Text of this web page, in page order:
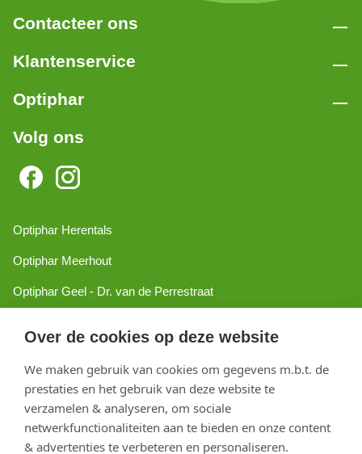
Over de cookies op deze website
We maken gebruik van cookies om gegevens m.b.t. de
prestaties en het gebruik van deze website te
verzamelen & analyseren, om sociale
netwerkfunctionaliteiten aan te bieden en onze content
& advertenties te verbeteren en personaliseren.
Contacteer ons
Klantenservice
Optiphar
Volg ons
Optiphar Herentals
Optiphar Meerhout
Optiphar Geel - Dr. van de Perrestraat
Optiphar Mol
Copyright 2026 optiphar.com. Alle rechten voorbehouden